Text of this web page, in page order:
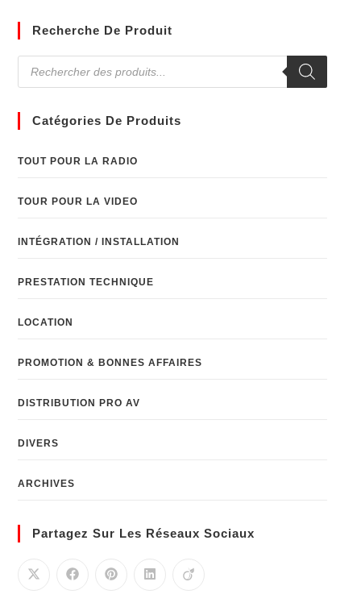
Recherche De Produit
Catégories De Produits
TOUT POUR LA RADIO
TOUR POUR LA VIDEO
INTÉGRATION / INSTALLATION
PRESTATION TECHNIQUE
LOCATION
PROMOTION & BONNES AFFAIRES
DISTRIBUTION PRO AV
DIVERS
ARCHIVES
Partagez Sur Les Réseaux Sociaux